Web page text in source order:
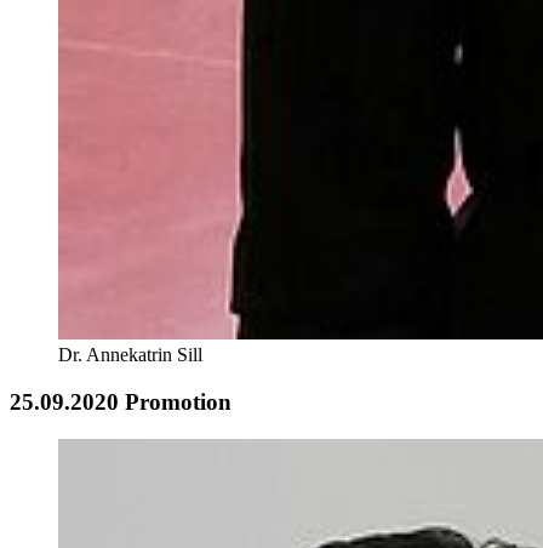
Dr. Annekatrin Sill
25.09.2020 Promotion